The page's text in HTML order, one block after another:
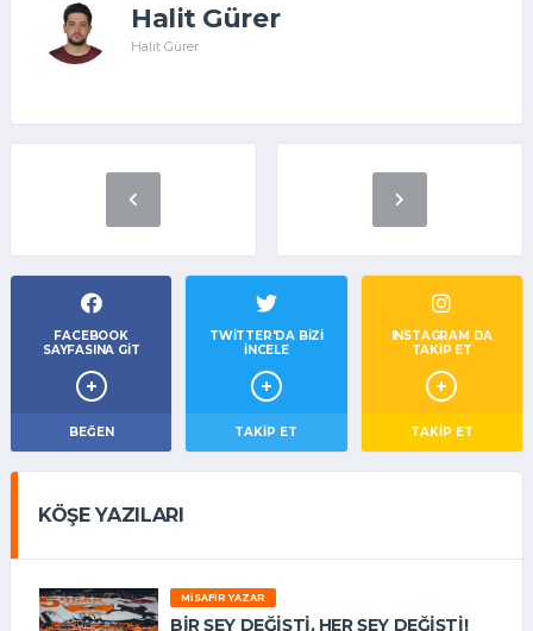
Halit Gürer
Halit Gürer
FACEBOOK
SAYFASINA GIT
BEĞEN
TWITTER'DA BIZI
İNCELE
TAKIP ET
INSTAGRAM DA
TAKİP ET
TAKİP ET
KÖŞE YAZILARI
MISAFIR YAZAR
BIR ŞEY DEĞIŞTI, HER ŞEY DEĞIŞTI!